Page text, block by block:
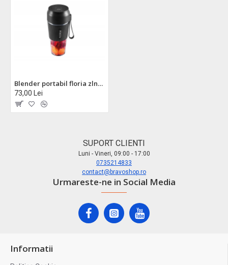
Blender portabil floria zln1719, reincarcabil usb-c - 300ml, lame inox, motor cupru 50w
73,00 Lei
SUPORT CLIENTI
Luni - Vineri, 09:00 - 17:00
0735214833
contact@bravoshop.ro
Urmareste-ne in Social Media
Informatii